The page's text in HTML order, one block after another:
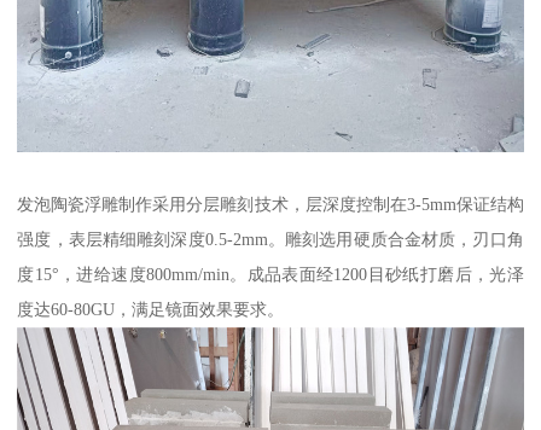
发泡陶瓷浮雕制作采用分层雕刻技术，层深度控制在3-5mm保证结构
强度，表层精细雕刻深度0.5-2mm。雕刻选用硬质合金材质，刃口角
度15°，进给速度800mm/min。成品表面经1200目砂纸打磨后，光泽
度达60-80GU，满足镜面效果要求。